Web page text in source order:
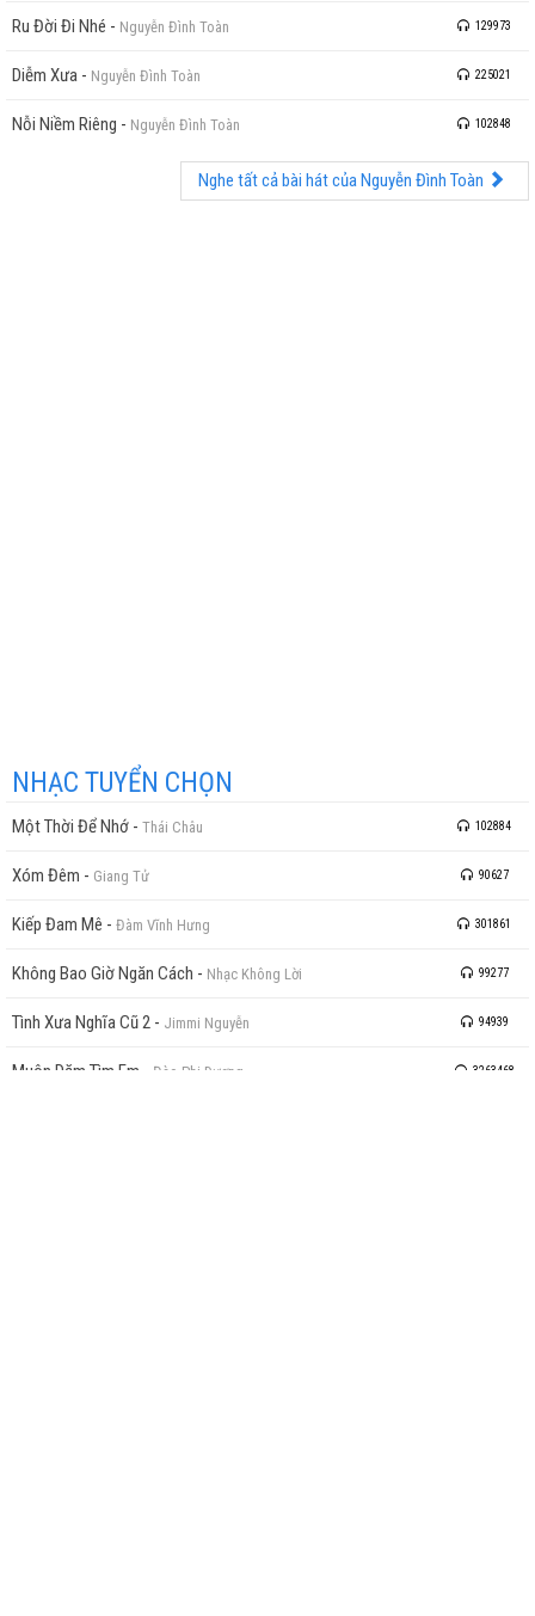
Ru Đời Đi Nhé - Nguyễn Đình Toàn 129973
Diễm Xưa - Nguyễn Đình Toàn 225021
Nỗi Niềm Riêng - Nguyễn Đình Toàn 102848
Nghe tất cả bài hát của Nguyễn Đình Toàn
NHẠC TUYỂN CHỌN
Một Thời Để Nhớ - Thái Châu 102884
Xóm Đêm - Giang Tử 90627
Kiếp Đam Mê - Đàm Vĩnh Hưng 301861
Không Bao Giờ Ngăn Cách - Nhạc Không Lời 99277
Tình Xưa Nghĩa Cũ 2 - Jimmi Nguyễn 94939
Muôn Dặm Tìm Em Đào Phi Dương 3263468